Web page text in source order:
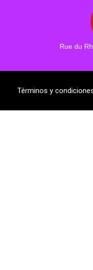
Rue du
Términos y